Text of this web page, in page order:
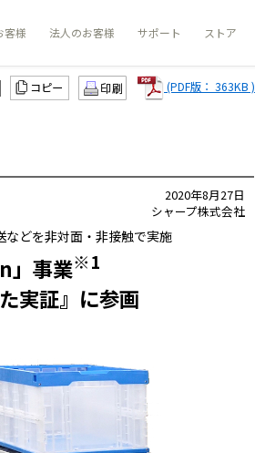
客様 法人のお客様 サポート
ストア
コピー (PDF版： 363KB )
2020年8月27日
シャープ株式会社
などを非対面・非接触で実施
」事業※1
実証』に参画